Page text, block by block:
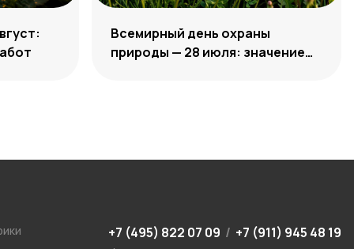
Всемирный день охраны
природы — 28 июля: значение
+7 (495) 822 07 09 / +7 (911) 945 48 19